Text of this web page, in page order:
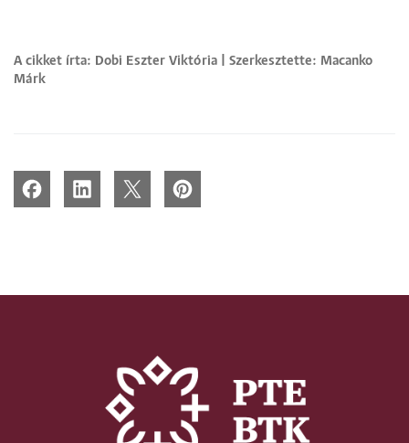
A cikket írta: Dobi Eszter Viktória | Szerkesztette: Macanko
Márk